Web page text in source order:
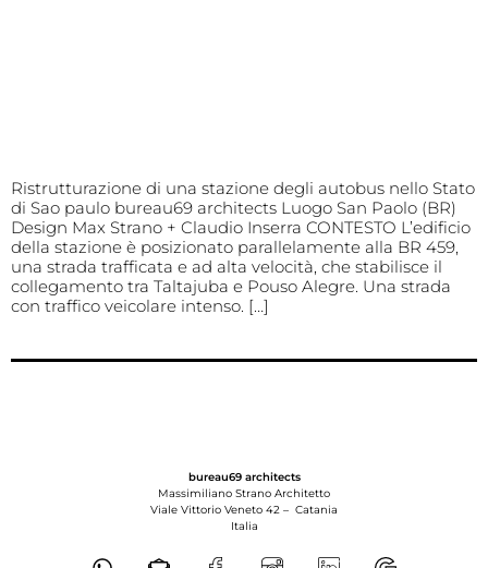
Ristrutturazione di una stazione degli autobus nello Stato
di Sao paulo bureau69 architects Luogo San Paolo (BR)
Design Max Strano + Claudio Inserra CONTESTO L’edificio
della stazione è posizionato parallelamente alla BR 459,
una strada trafficata e ad alta velocità, che stabilisce il
collegamento tra Taltajuba e Pouso Alegre. Una strada
con traffico veicolare intenso. […]
bureau69 architects
Massimiliano Strano Architetto
Viale Vittorio Veneto 42 – Catania
Italia